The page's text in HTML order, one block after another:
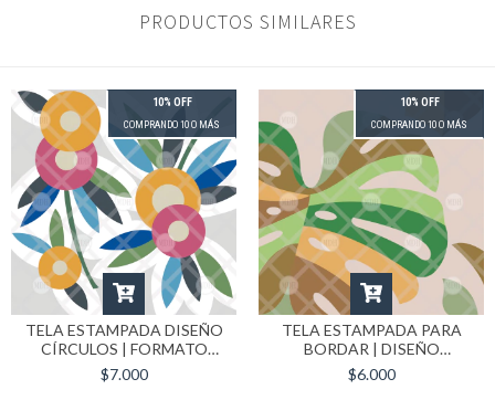
PRODUCTOS SIMILARES
10% OFF
COMPRANDO 10 O MÁS
TELA ESTAMPADA DISEÑO
CÍRCULOS | FORMATO
40X40 CM
$7.000
10% OFF
COMPRANDO 10 O MÁS
TELA ESTAMPADA PARA
BORDAR | DISEÑO
MONSTERA | FORMATO
30X30 CM
$6.000